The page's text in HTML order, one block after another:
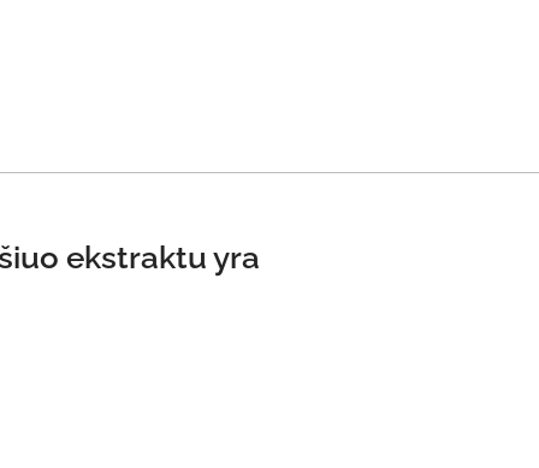
ekstraktu yra